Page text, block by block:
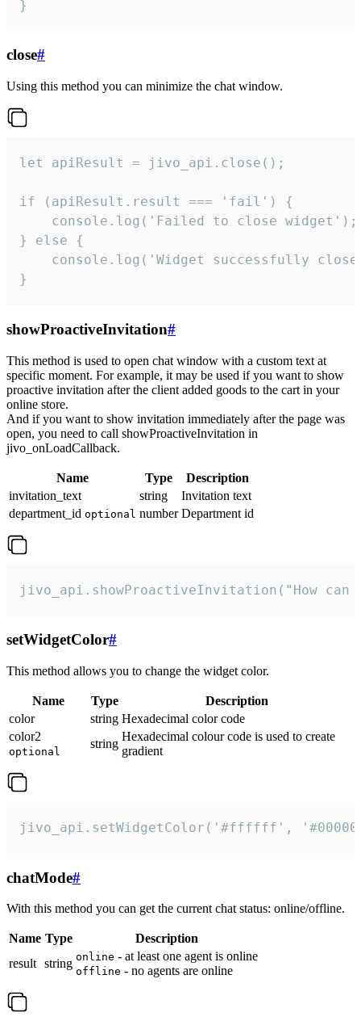
}
close#
Using this method you can minimize the chat window.
let apiResult = jivo_api.close();
if (apiResult.result === 'fail') {
    console.log('Failed to close widget');
} else {
console.log('Widget successfully
}
showProactiveInvitation#
This method is used to open chat window with a custom text at
specific moment. For example, it may be used if you want to show
proactive invitation after the client added goods to the cart in your
online store.
And if you want to show invitation immediately after the page was
open, you need to call showProactiveInvitation in
jivo_onLoadCallback.
Name Type
Description
invitation_text
string
Invitation text
department_id optional number Department id
jivo_api.showProactiveInvitation("How
setWidgetColor#
This method allows you to change the widget color.
Name Type
Description
color
string Hexadecimal color code
color2
optional
string
Hexadecimal colour code is used to create
gradient
jivo_api.setWidgetColor('#ffffff',
chatMode#
With this method you can get the current chat status: online/offline.
Name Type
Description
result string online - at least one agent is online
offline - no agents are online